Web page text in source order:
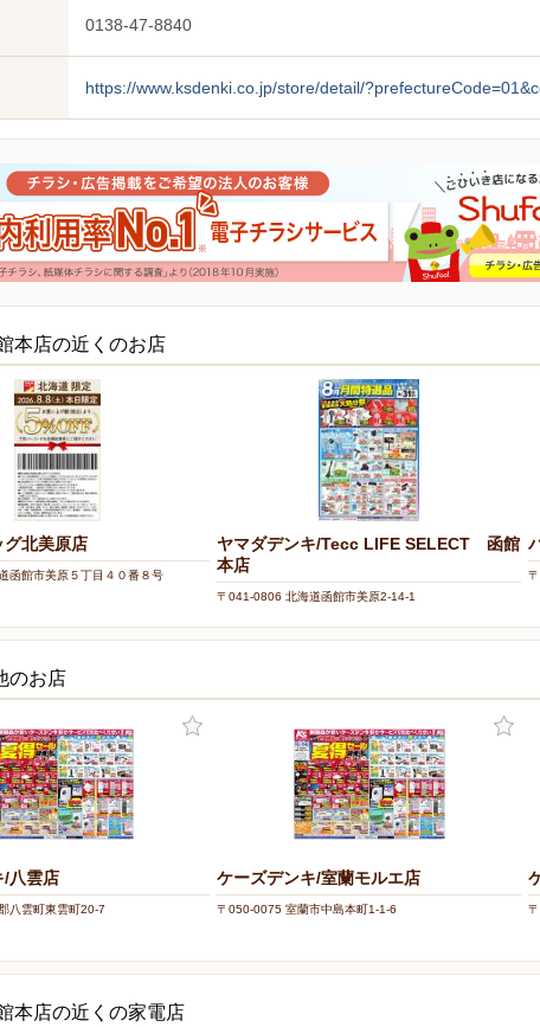
0138-47-8840
https://www.ksdenki.co.jp/store/detail/
本店の近くのお店
グ北美原店
函館市美原５丁目４０番８号
ヤマダデンキ/Tecc LIFE SELECT 函館
本店
〒041-0806 北海道函館市美原2-14-1
のお店
/八雲店
八雲町東雲町20-7
ケーズデンキ/室蘭モルエ店
〒050-0075 室蘭市中島本町1-1-6
本店の近くの家電店